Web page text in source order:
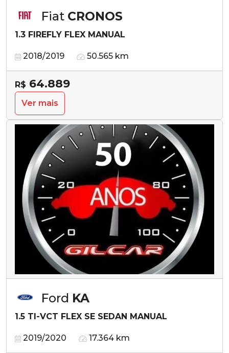
Fiat CRONOS
1.3 FIREFLY FLEX MANUAL
2018/2019 50.565 km
R$ 64.889
Ver mais
Ford KA
1.5 TI-VCT FLEX SE SEDAN MANUAL
2019/2020 17.364 km